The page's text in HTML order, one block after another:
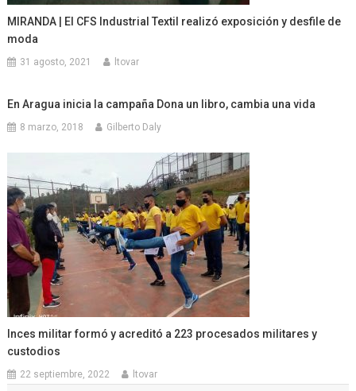
MIRANDA | El CFS Industrial Textil realizó exposición y desfile de
moda
31 agosto, 2021 ltovar
En Aragua inicia la campaña Dona un libro, cambia una vida
8 marzo, 2018 Gilberto Daly
Inces militar formó y acreditó a 223 procesados militares y
custodios
22 septiembre, 2022 ltovar